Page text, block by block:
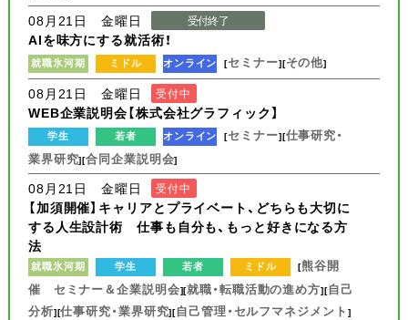
08月21日 金曜日 受付終了
AIを味方にする就活術！
就職氷河期 ミドル オンライン [セミナー][その他]
08月21日 金曜日 受付中
WEB企業説明会【株式会社グラフィック】
学生 若者 オンライン [セミナー][仕事研究・
業界研究][合同企業説明会]
08月21日 金曜日 受付中
【加須開催】キャリアとプライベート、どちらも大切に
する人生設計術 仕事も自分も、もっと好きになる方
法
就職氷河期 学生 若者 ミドル [熊谷開
催 セミナー＆企業説明会][就職・転職活動の進め方][自己
分析][仕事研究・業界研究][自己管理・セルフマネジメント ]